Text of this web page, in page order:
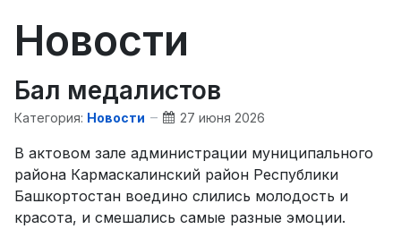
Новости
Бал медалистов
Категория: Новости 27 июня 2026
В актовом зале администрации муниципального
района Кармаскалинский район Республики
Башкортостан воедино слились молодость и
красота, и смешались самые разные эмоции.